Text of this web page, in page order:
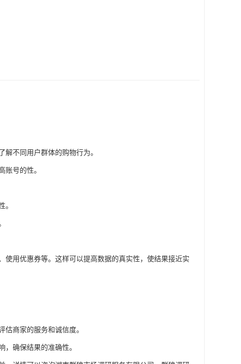
不同用户群体的购物行为。
账号的性。
。
用优惠券等。这样可以提高数据的真实性，使结果接近实
商家的服务和诚信度。
确保结果的准确性。